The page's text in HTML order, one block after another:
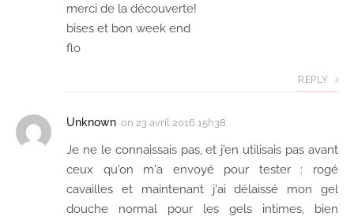
merci de la découverte!
bises et bon week end
flo
REPLY
Unknown on 23 avril 2016 15h38
Je ne le connaissais pas, et j'en utilisais pas avant
ceux qu'on m'a envoyé pour tester : rogé
cavailles et maintenant j'ai délaissé mon gel
douche normal pour les gels intimes, bien